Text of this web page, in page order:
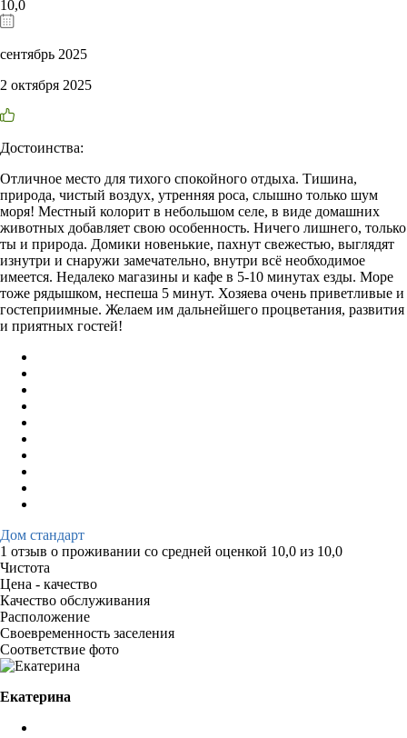
10,0
сентябрь 2025
2 октября 2025
Достоинства:
Отличное место для тихого спокойного отдыха. Тишина,
природа, чистый воздух, утренняя роса, слышно только шум
моря! Местный колорит в небольшом селе, в виде домашних
животных добавляет свою особенность. Ничего лишнего, только
ты и природа. Домики новенькие, пахнут свежестью, выглядят
изнутри и снаружи замечательно, внутри всё необходимое
имеется. Недалеко магазины и кафе в 5-10 минутах езды. Море
тоже рядышком, неспеша 5 минут. Хозяева очень приветливые и
гостеприимные. Желаем им дальнейшего процветания, развития
и приятных гостей!
Дом стандарт
1 отзыв о проживании со средней оценкой 10,0 из 10,0
Чистота
Цена - качество
Качество обслуживания
Расположение
Своевременность заселения
Соответствие фото
Екатерина